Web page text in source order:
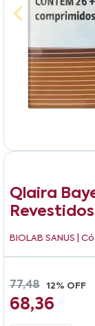
Qlaira
Revestidos
BIOLAB SANUS |
77,48 12% OFF
68,36